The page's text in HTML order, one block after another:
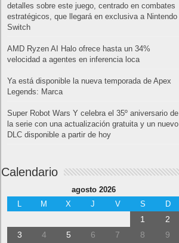
detalles sobre este juego, centrado en combates
estratégicos, que llegará en exclusiva a Nintendo
Switch
AMD Ryzen AI Halo ofrece hasta un 34%
velocidad a agentes en inferencia loca
Ya está disponible la nueva temporada de Apex
Legends: Marca
Super Robot Wars Y celebra el 35º aniversario de
la serie con una actualización gratuita y un nuevo
DLC disponible a partir de hoy
Calendario
agosto 2026
L
M X J V S D
1
2
3
4 5 6 7 8
9